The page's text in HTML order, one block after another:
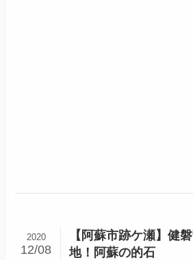
【阿蘇市跡ケ瀬】健
地！阿蘇の的石
2020
12/08